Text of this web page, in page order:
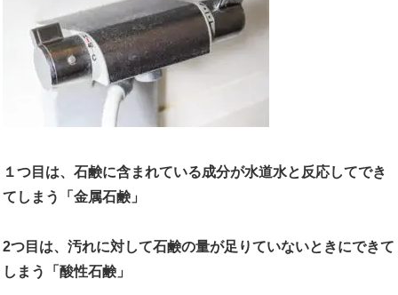
１つ目は、石鹸に含まれている成分が水道水と反応してでき
てしまう「金属石鹸」
2つ目は、汚れに対して石鹸の量が足りていないときにできて
しまう「酸性石鹸」